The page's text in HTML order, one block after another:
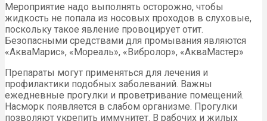
Мероприятие надо выполнять осторожно, чтобы
жидкость не попала из носовых проходов в слуховые,
поскольку такое явление провоцирует отит.
Безопасными средствами для промывания являются
«АкваМарис», «Мореаль», «Вибролор», «АкваМастер»
Препараты могут применяться для лечения и
профилактики подобных заболеваний. Важны
ежедневные прогулки и проветривание помещений.
Насморк появляется в слабом организме. Прогулки
позволяют укрепить иммунитет. В рабочих и жилых